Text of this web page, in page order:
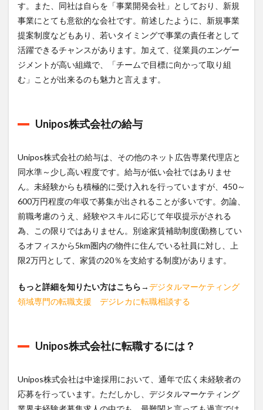
す。また、同社は自らを「事業開発会社」としており、新規
事業にとても意欲的な会社です。前述したように、新規事業
提案制度などもあり、若いタイミングで事業の責任者として
活躍できるチャンスがあります。加えて、従業員のエンゲー
ジメントが高い組織で、「チームで目標に向かって取り組
む」ことが出来るのも魅力と言えます。
Unipos株式会社の給与
Unipos株式会社の給与は、その他のネット広告専業代理店と
同水準～少し高い程度です。給与が低い会社ではありませ
ん。未経験からも積極的に受け入れを行っていますが、450～
600万円程度の年収で募集が出されることが多いです。勿論、
前職考慮のうえ、経験やスキルに応じて年収提示がされる
為、この限りではありません。別途家賃補助制度(勤務してい
るオフィスから5km圏内の物件に住んでいる社員に対し、上
限2万円として、家賃の20％を支給する制度)があります。
もっと詳細を知りたい方はこちら→デジタルマーケティング
領域専門の転職支援 デジレカに転職相談する
Unipos株式会社に転職するには？
Unipos株式会社は中途採用において、通年で広く未経験者の
応募を行っています。ただしかし、デジタルマーケティング